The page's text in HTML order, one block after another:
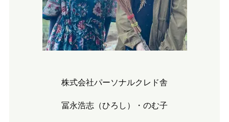
株式会社パーソナルクレド舎
冨永浩志（ひろし）・のむ子